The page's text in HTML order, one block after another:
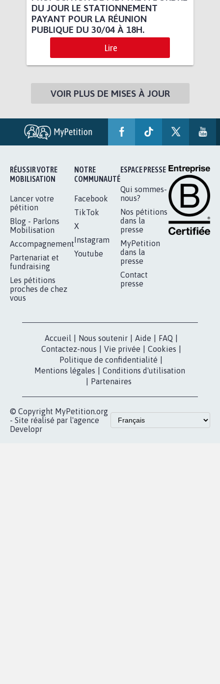
DU JOUR LE STATIONNEMENT
PAYANT POUR LA RÉUNION
PUBLIQUE DU 30/04 À 18H.
Lire
VOIR PLUS DE MISES À JOUR
RÉUSSIR VOTRE
MOBILISATION
Lancer votre
pétition
Blog - Parlons
Mobilisation
Accompagnement
Partenariat et
fundraising
Les pétitions
proches de chez
vous
NOTRE
COMMUNAUTÉ
Facebook
TikTok
X
Instagram
Youtube
ESPACE PRESSE
Qui sommes-
nous?
Nos pétitions
dans la
presse
MyPetition
dans la
presse
Contact
presse
Accueil Nous soutenir Aide FAQ
Contactez-nous
Vie privée Cookies
Politique de confidentialité
Mentions légales
Conditions d'utilisation
Partenaires
© Copyright MyPetition.org
- Site réalisé par l'agence
Developr